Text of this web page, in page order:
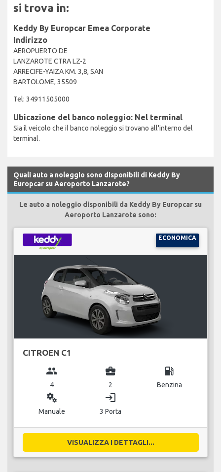
si trova in:
Keddy By Europcar Emea Corporate
Indirizzo
AEROPUERTO DE
LANZAROTE CTRA LZ-2
ARRECIFE-YAIZA KM. 3,8, SAN
BARTOLOME, 35509
Tel: 34911505000
Ubicazione del banco noleggio: Nel terminal
Sia il veicolo che il banco noleggio si trovano all'interno del
terminal.
Quali auto a noleggio sono disponibili di Keddy By
Europcar su Aeroporto Lanzarote?
Le auto a noleggio disponibili da Keddy By Europcar su
Aeroporto Lanzarote sono:
ECONOMICA
CITROEN C1
group
4
business_center
2
local_gas_station
Benzina
miscellaneous_services
Manuale
login
3 Porta
VISUALIZZA I DETTAGLI...